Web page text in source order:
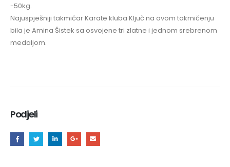
-50kg.
Najuspješniji takmičar Karate kluba Ključ na ovom takmičenju
bila je Amina Šistek sa osvojene tri zlatne i jednom srebrenom
medaljom.
Podjeli